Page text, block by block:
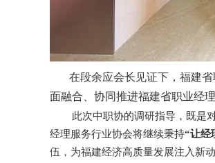
在段余应会长见证下，福建省
面融合、协同推进福建省职业经
此次中职协的调研指导，既是
经理服务行业协会将继续秉持“让经
伍，为福建经济高质量发展注入新动